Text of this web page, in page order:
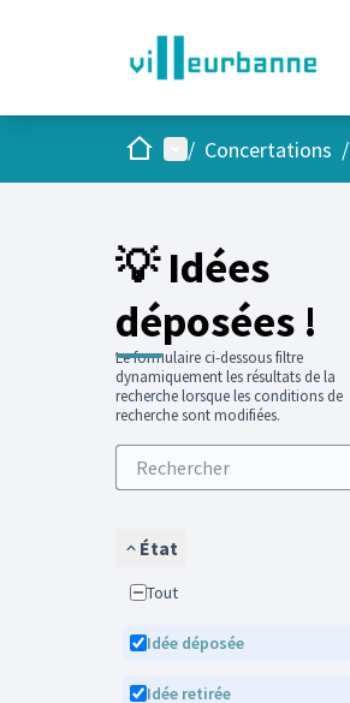
AccueilMenu principal
/ Concertations /
💡 Idées
déposées !
Le formulaire ci-dessous filtre
dynamiquement les résultats de la
recherche lorsque les conditions de
recherche sont modifiées.
État
Tout
Idée déposée
Idée retirée